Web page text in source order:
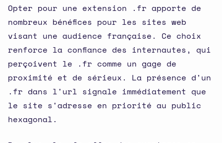
Opter pour une extension .fr apporte de
nombreux bénéfices pour les sites web
visant une audience française. Ce choix
renforce la confiance des internautes, qui
perçoivent le .fr comme un gage de
proximité et de sérieux. La présence d'un
.fr dans l'url signale immédiatement que
le site s'adresse en priorité au public
hexagonal.